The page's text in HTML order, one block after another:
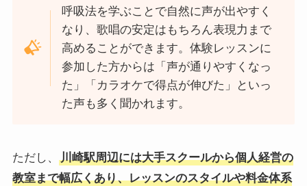
呼吸法を学ぶことで自然に声が出やすく
なり、歌唱の安定はもちろん表現力まで
高めることができます。体験レッスンに
参加した方からは「声が通りやすくなっ
た」「カラオケで得点が伸びた」といっ
た声も多く聞かれます。
ただし、
川崎駅周辺には大手スクールから個人経営の
教室まで幅広くあり、レッスンのスタイルや料金体系